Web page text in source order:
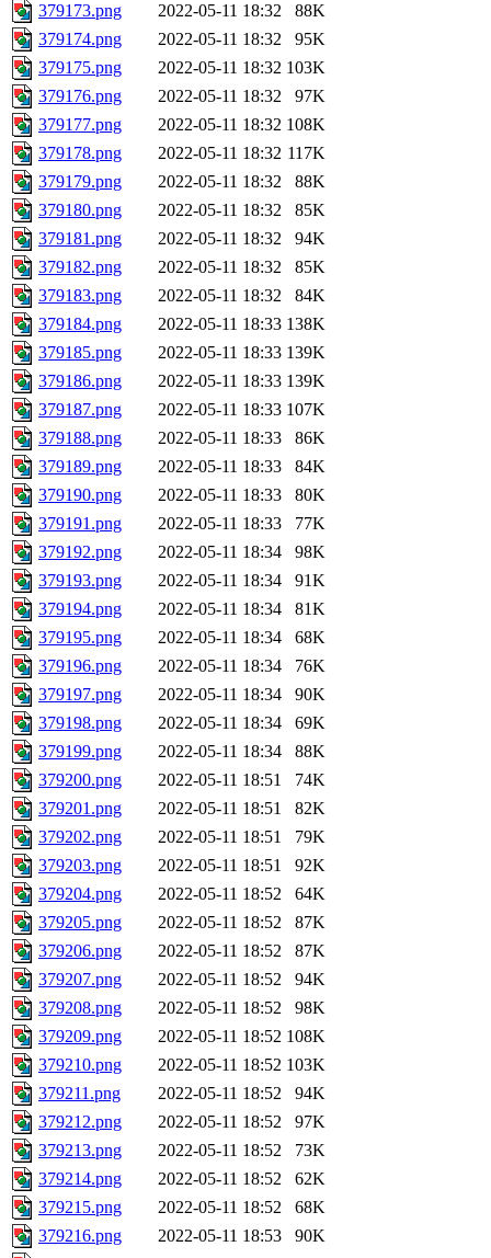
379173.png
2022-05-11 18:32
88K
379174.png
2022-05-11 18:32
95K
379175.png
2022-05-11 18:32 103K
379176.png
2022-05-11 18:32
97K
379177.png
2022-05-11 18:32 108K
379178.png
2022-05-11 18:32 117K
379179.png
2022-05-11 18:32
88K
379180.png
2022-05-11 18:32
85K
379181.png
2022-05-11 18:32
94K
379182.png
2022-05-11 18:32
85K
379183.png
2022-05-11 18:32
84K
379184.png
2022-05-11 18:33 138K
379185.png
2022-05-11 18:33 139K
379186.png
2022-05-11 18:33 139K
379187.png
2022-05-11 18:33 107K
379188.png
2022-05-11 18:33
86K
379189.png
2022-05-11 18:33
84K
379190.png
2022-05-11 18:33
80K
379191.png
2022-05-11 18:33
77K
379192.png
2022-05-11 18:34
98K
379193.png
2022-05-11 18:34
91K
379194.png
2022-05-11 18:34
81K
379195.png
2022-05-11 18:34
68K
379196.png
2022-05-11 18:34
76K
379197.png
2022-05-11 18:34
90K
379198.png
2022-05-11 18:34
69K
379199.png
2022-05-11 18:34
88K
379200.png
2022-05-11 18:51
74K
379201.png
2022-05-11 18:51
82K
379202.png
2022-05-11 18:51
79K
379203.png
2022-05-11 18:51
92K
379204.png
2022-05-11 18:52
64K
379205.png
2022-05-11 18:52
87K
379206.png
2022-05-11 18:52
87K
379207.png
2022-05-11 18:52
94K
379208.png
2022-05-11 18:52
98K
379209.png
2022-05-11 18:52 108K
379210.png
2022-05-11 18:52 103K
379211.png
2022-05-11 18:52
94K
379212.png
2022-05-11 18:52
97K
379213.png
2022-05-11 18:52
73K
379214.png
2022-05-11 18:52
62K
379215.png
2022-05-11 18:52
68K
379216.png
2022-05-11 18:53
90K